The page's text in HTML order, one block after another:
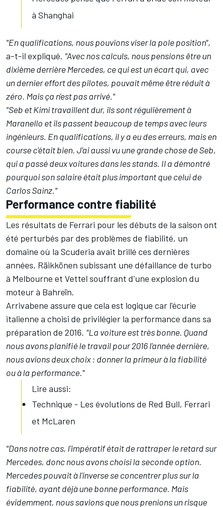
à Shanghai
"En qualifications, nous pouvions viser la pole position",
a-t-il expliqué. "Avec nos calculs, nous pensions être un
dixième derrière Mercedes, ce qui est un écart qui, avec
un dernier effort des pilotes, pouvait même être réduit à
zéro. Mais ça n'est pas arrivé."
"Seb et Kimi travaillent dur, ils sont régulièrement à
Maranello et ils passent beaucoup de temps avec leurs
ingénieurs. En qualifications, il y a eu des erreurs, mais en
course c'était bien. J'ai aussi vu une grande chose de Seb,
qui a passé deux voitures dans les stands. Il a démontré
pourquoi son salaire était plus important que celui de
Carlos Sainz."
Performance contre fiabilité
Les résultats de Ferrari pour les débuts de la saison ont
été perturbés par des problèmes de fiabilité, un
domaine où la Scuderia avait brillé ces dernières
années, Räikkönen subissant une défaillance de turbo
à Melbourne et Vettel souffrant d'une explosion du
moteur à Bahreïn.
Arrivabene assure que cela est logique car l'écurie
italienne a choisi de privilégier la performance dans sa
préparation de 2016. "La voiture est très bonne. Quand
nous avons planifié le travail pour 2016 l'année dernière,
nous avions deux choix : donner la primeur à la fiabilité
ou à la performance."
Lire aussi:
Technique - Les évolutions de Red Bull, Ferrari
et McLaren
"Dans notre cas, l'impératif était de rattraper le retard sur
Mercedes, donc nous avons choisi la seconde option.
Mercedes pouvait à l'inverse se concentrer plus sur la
fiabilité, ayant déjà une bonne performance. Mais
évidemment, nous savions que nous prenions un risque